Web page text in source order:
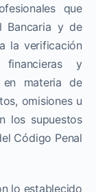
que
Bancaria y de
la verificación
y
en materia de
omisiones u
los supuestos
Código Penal
lo establecido